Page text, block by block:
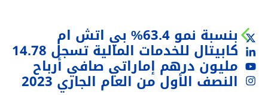
بنسبة نمو 63.4% بي اتش ام
كابيتال للخدمات المالية تسجل 14.78
مليون درهم إماراتي صافي أرباح
النصف الأول من العام الجاري 2023